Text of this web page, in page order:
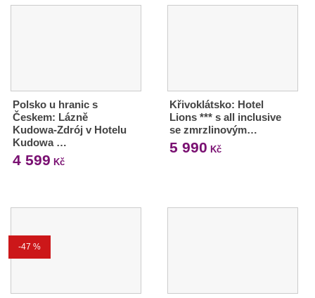
Polsko u hranic s
Českem: Lázně
Kudowa-Zdrój v Hotelu
Kudowa …
4 599 Kč
Křivoklátsko: Hotel
Lions *** s all inclusive
se zmrzlinovým…
5 990 Kč
-47 %